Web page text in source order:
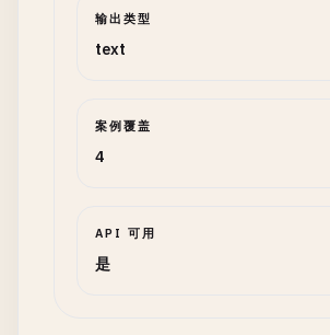
输出类型
text
案例覆盖
4
API 可用
是